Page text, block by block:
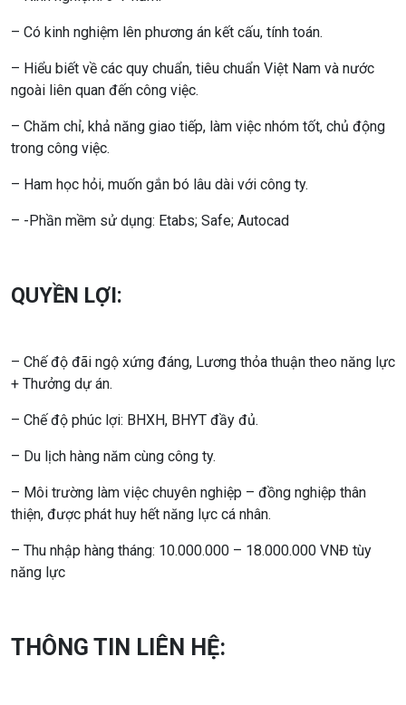
– Có kinh nghiệm lên phương án kết cấu, tính toán.
– Hiểu biết về các quy chuẩn, tiêu chuẩn Việt Nam và nước
ngoài liên quan đến công việc.
– Chăm chỉ, khả năng giao tiếp, làm việc nhóm tốt, chủ động
trong công việc.
– Ham học hỏi, muốn gắn bó lâu dài với công ty.
– -Phần mềm sử dụng: Etabs; Safe; Autocad
QUYỀN LỢI:
– Chế độ đãi ngộ xứng đáng, Lương thỏa thuận theo năng lực
+ Thưởng dự án.
– Chế độ phúc lợi: BHXH, BHYT đầy đủ.
– Du lịch hàng năm cùng công ty.
– Môi trường làm việc chuyên nghiệp – đồng nghiệp thân
thiện, được phát huy hết năng lực cá nhân.
– Thu nhập hàng tháng: 10.000.000 – 18.000.000 VNĐ tùy
năng lực
THÔNG TIN LIÊN HỆ: